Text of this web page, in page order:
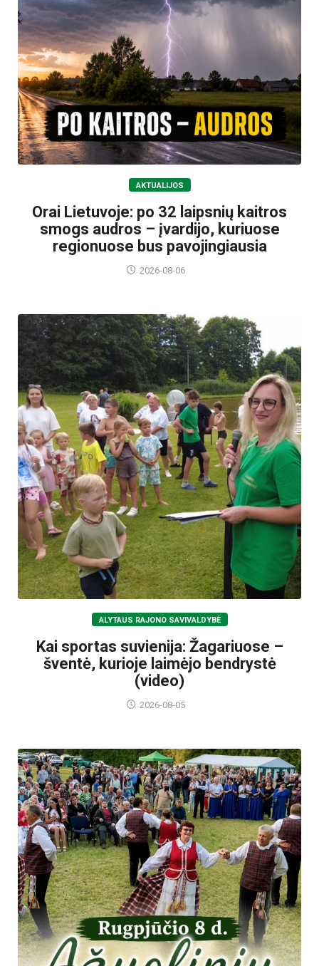
AKTUALIJOS
Orai Lietuvoje: po 32 laipsnių kaitros
smogs audros – įvardijo, kuriuose
regionuose bus pavojingiausia
2026-08-06
ALYTAUS RAJONO SAVIVALDYBĖ
Kai sportas suvienija: Žagariuose –
šventė, kurioje laimėjo bendrystė
(video)
2026-08-05